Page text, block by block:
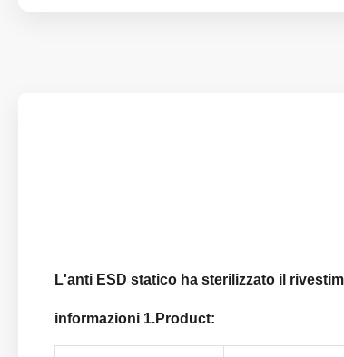
L'anti ESD statico ha sterilizzato il
informazioni 1.Product: